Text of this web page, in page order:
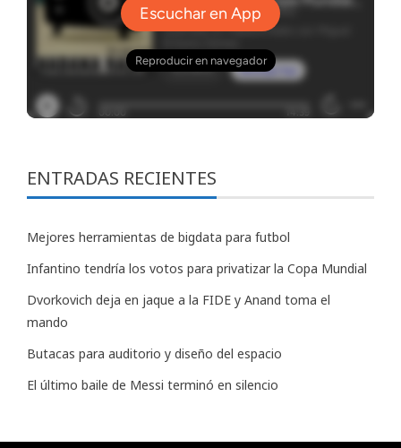
ENTRADAS RECIENTES
Mejores herramientas de bigdata para futbol
Infantino tendría los votos para privatizar la Copa Mundial
Dvorkovich deja en jaque a la FIDE y Anand toma el
mando
Butacas para auditorio y diseño del espacio
El último baile de Messi terminó en silencio